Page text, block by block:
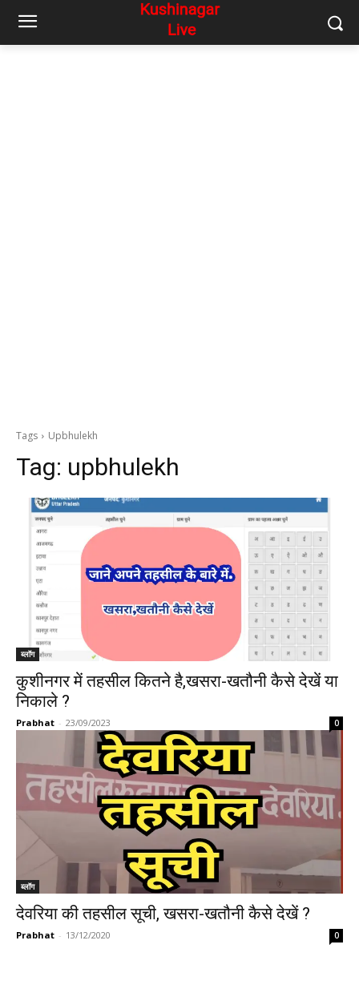
Tags Upbhulekh
Tag: upbhulekh
ब्लॉग
कुशीनगर में तहसील कितने है,खसरा-खतौनी कैसे देखें या
निकाले ?
Prabhat - 23/09/2023 0
ब्लॉग
देवरिया की तहसील सूची, खसरा-खतौनी कैसे देखें ?
Prabhat - 13/12/2020 0